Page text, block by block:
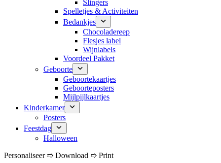
Slingers
Spelletjes & Activiteiten
Bedankjes
Chocoladereep
Flesjes label
Wijnlabels
Voordeel Pakket
Geboorte
Geboortekaartjes
Geboorteposters
Mijlpijlkaartjes
Kinderkamer
Posters
Feestdag
Halloween
Personaliseer ➱ Download ➱ Print